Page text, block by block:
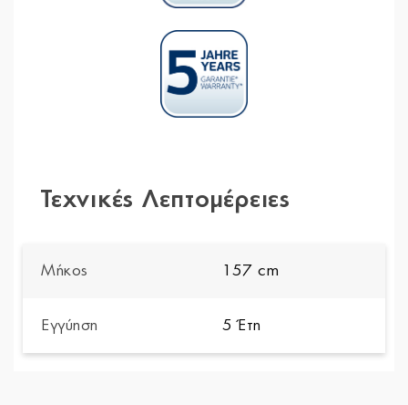
Τεχνικές Λεπτομέρειες
Μήκος 157 cm
Εγγύηση 5 Έτη